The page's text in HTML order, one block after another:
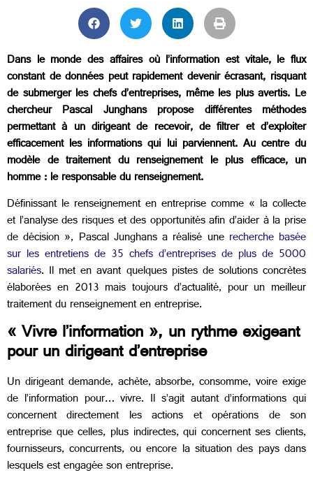
Dans le monde des affaires où l’information est vitale, le flux
constant de données peut rapidement devenir écrasant, risquant
de submerger les chefs d’entreprises, même les plus avertis. Le
chercheur Pascal Junghans propose différentes méthodes
permettant à un dirigeant de recevoir, de filtrer et d’exploiter
efficacement les informations qui lui parviennent. Au centre du
modèle de traitement du renseignement le plus efficace, un
homme : le responsable du renseignement.
Définissant le renseignement en entreprise comme « la collecte
et l’analyse des risques et des opportunités afin d’aider à la prise
de décision », Pascal Junghans a réalisé une recherche basée
sur les entretiens de 35 chefs d’entreprises de plus de 5000
salariés. Il met en avant quelques pistes de solutions concrètes
élaborées en 2013 mais toujours d’actualité, pour un meilleur
traitement du renseignement en entreprise.
« Vivre l’information », un rythme exigeant
pour un dirigeant d’entreprise
Un dirigeant demande, achète, absorbe, consomme, voire exige
de l’information pour… vivre. Il s’agit autant d’informations qui
concernent directement les actions et opérations de son
entreprise que celles, plus indirectes, qui concernent ses clients,
fournisseurs, concurrents, ou encore la situation des pays dans
lesquels est engagée son entreprise.